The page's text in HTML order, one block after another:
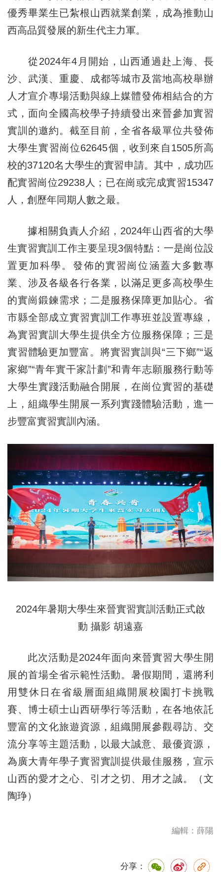
優秀畢業生已紮根山西就業創業，成為推動山
西高品質發展的新生代主力軍。
從2024年4月開始，山西通過赴上海、長
沙、武漢、重慶、成都等城市及當地高校舉辦
人才宣介專場活動與線上媒體發佈相結合的方
式，面向全國高校學子持續發出來晉參加實習
實訓的邀約。截至目前，全省各級單位共發佈
大學生實習崗位62645個，收到來自1505所高
校的37120名大學生的實習申請。其中，成功匹
配實習崗位29238人；已在崗或完成實習15347
人，創歷年同期人數之最。
據相關負責人介紹，2024年山西省的大學
生實習實訓工作主要呈現3個特點：一是崗位設
置更加科學。發佈的實習崗位涵蓋大多數專
業、涉及各級各行各業，以滿足更多高校學生
的實崗鍛鍊需求；二是服務保障更加貼心。省
市縣全部成立實習實訓工作專班並設置專線，
為實習實訓大學生提供全方位服務保障；三是
實習體驗更加豐富。將實習實訓與“三下鄉”“返
家鄉”“青年實干家計劃”和青年志願服務行動等
大學生實踐活動融合開展，在崗位實習的基礎
上，組織學生開展一系列實踐體驗活動，進一
步豐富實習實訓內涵。
2024年暑期大學生來晉實習實訓活動正式啟
動 攝影 胡遠嘉
此次活動是2024年面向來晉實習大學生開
展的首場全省示範性活動。暑假期間，還將利
用雙休日在省級層面組織開展校園打卡挑戰
賽、博士碩士山西研學行等活動，在各地依託
豐富的文化旅遊資源，組織開展參觀尋訪、交
流分享等主題活動，以最大誠意、最優資源，
為廣大青年學子實習實訓提供最佳服務，宣示
山西的愛才之心、引才之切、用才之誠。（文
陶琤）
編輯：薛陽
分享：